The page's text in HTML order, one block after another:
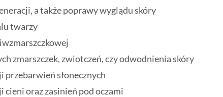
a także poprawy wyglądu skóry
twarzy
zmarszczek, zwiotczeń, czy odwodnienia skóry
przebarwień słonecznych
cieni oraz zasinień pod oczami